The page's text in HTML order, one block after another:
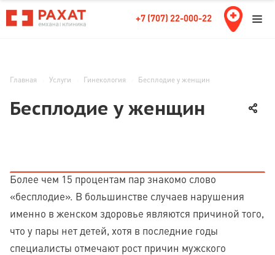
+7 (707) 22-000-22
Главная Услуги Гинекология Бесплодие у женщин
Бесплодие у женщин
Более чем 15 процентам пар знакомо слово
«бесплодие». В большинстве случаев нарушения
именно в женском здоровье являются причиной того,
что у пары нет детей, хотя в последние годы
специалисты отмечают рост причин мужского